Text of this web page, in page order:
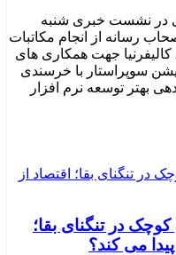
در نشست خبری شنبه
مصاحبه با اصحاب رسانه از انجام مکاتبات
کالیفرنیا جهت همکاری های
سوپراستار با خرسندی
بهتر توسعه نرم افزار
در تنگنای بقا؛
می کند؟